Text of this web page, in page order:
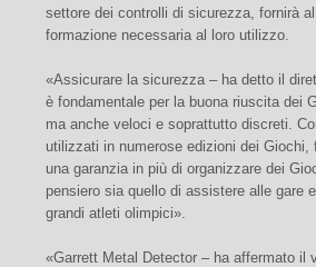
settore dei controlli di sicurezza, fornirà
formazione necessaria al loro utilizzo.
«Assicurare la sicurezza – ha detto il
è fondamentale per la buona riuscita dei
ma anche veloci e soprattutto discreti.
utilizzati in numerose edizioni dei
una garanzia in più di organizzare dei
pensiero sia quello di assistere alle gare
grandi atleti olimpici».
«Garrett Metal Detector – ha affermato il